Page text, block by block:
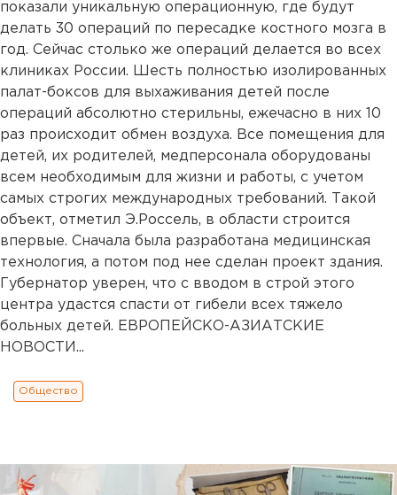
показали уникальную операционную, где будут
делать 30 операций по пересадке костного мозга в
год. Сейчас столько же операций делается во всех
клиниках России. Шесть полностью изолированных
палат-боксов для выхаживания детей после
операций абсолютно стерильны, ежечасно в них 10
раз происходит обмен воздуха. Все помещения для
детей, их родителей, медперсонала оборудованы
всем необходимым для жизни и работы, с учетом
самых строгих международных требований. Такой
объект, отметил Э.Россель, в области строится
впервые. Сначала была разработана медицинская
технология, а потом под нее сделан проект здания.
Губернатор уверен, что с вводом в строй этого
центра удастся спасти от гибели всех тяжело
больных детей. ЕВРОПЕЙСКО-АЗИАТСКИЕ
НОВОСТИ...
Общество